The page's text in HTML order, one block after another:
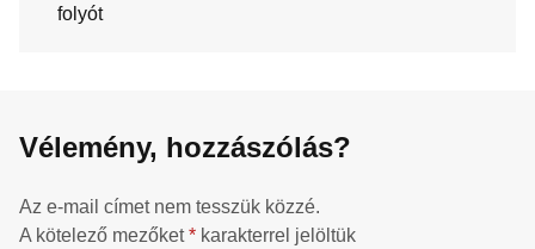
folyót
Vélemény, hozzászólás?
Az e-mail címet nem tesszük közzé.
A kötelező mezőket* karakterrel jelöltük